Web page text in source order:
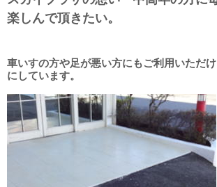
楽しんで頂きたい。
車いすの方や足が悪い方にもご利用いただ
にしています。